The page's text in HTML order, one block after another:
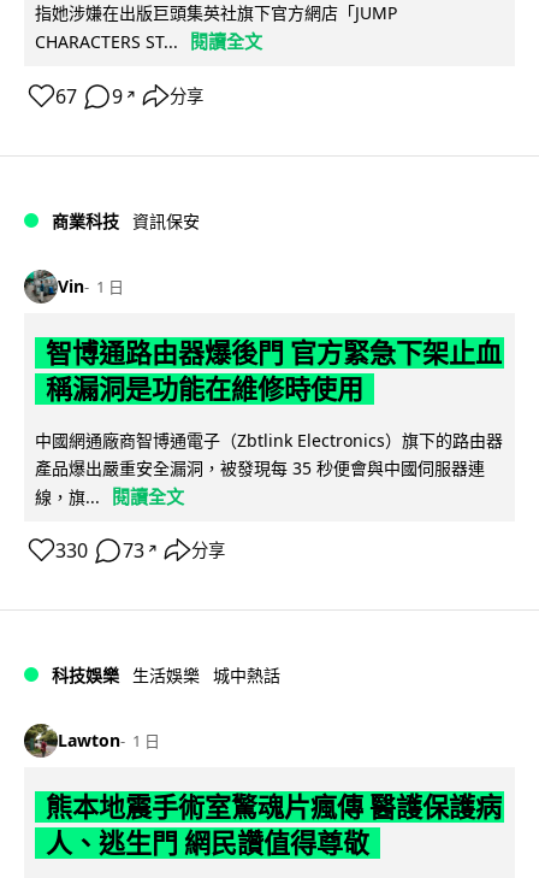
指她涉嫌在出版巨頭集英社旗下官方網店「JUMP
CHARACTERS ST...
閱讀全文
67 9 ↗ 分享
商業科技 資訊保安
Vin 1 日
智博通路由器爆後門 官方緊急下架止血
稱漏洞是功能在維修時使用
中國網通廠商智博通電子（Zbtlink Electronics）旗下的路由器
產品爆出嚴重安全漏洞，被發現每 35 秒便會與中國伺服器連
線，旗...
閱讀全文
330 73 ↗ 分享
科技娛樂 生活娛樂 城中熱話
Lawton 1 日
熊本地震手術室驚魂片瘋傳 醫護保護病
人、逃生門 網民讚值得尊敬